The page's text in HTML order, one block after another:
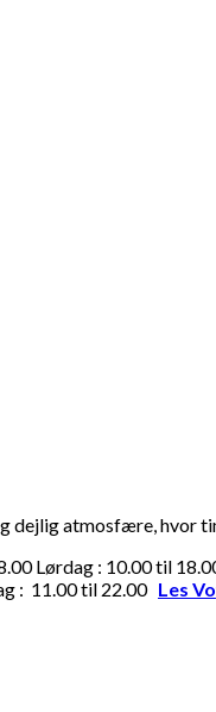
dejlig atmosfære,
Lørdag : 10.00 til
: 11.00 til 22.00 Les